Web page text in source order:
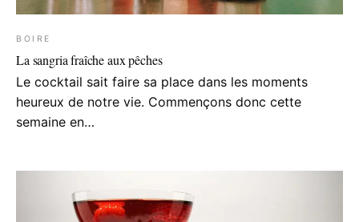
BOIRE
La sangria fraîche aux pêches
Le cocktail sait faire sa place dans les moments
heureux de notre vie. Commençons donc cette
semaine en…